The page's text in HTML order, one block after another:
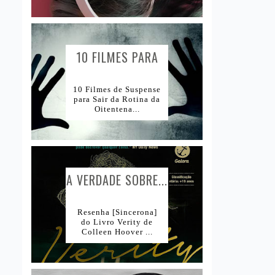
10 FILMES PARA
10 Filmes de Suspense
para Sair da Rotina da
Oitentena...
A VERDADE SOBRE...
Resenha [Sincerona]
do Livro Verity de
Colleen Hoover ...